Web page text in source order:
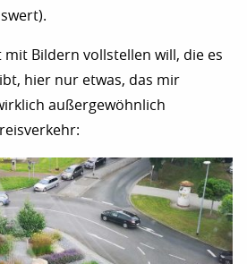
mit Bildern vollstellen will, die es
hier nur etwas, das mir
außergewöhnlich